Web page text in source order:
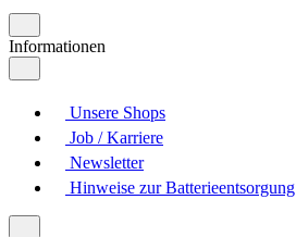
Informationen
Unsere Shops
Job / Karriere
Newsletter
Hinweise zur Batterieentsorgung